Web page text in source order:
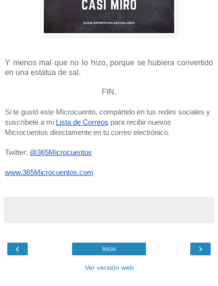
Y menos mal que no lo hizo, porque se hubiera convertido
en una estatua de sal.
FIN.
Si te gustó este Microcuento, compártelo en tus redes sociales y
suscríbete a mi Lista de Correos para recibir nuevos
Microcuentos directamente en tu correo electrónico.
Twitter: @365Microcuentos
www.365Microcuentos.com
‹ ›
Inicio
Ver versión web